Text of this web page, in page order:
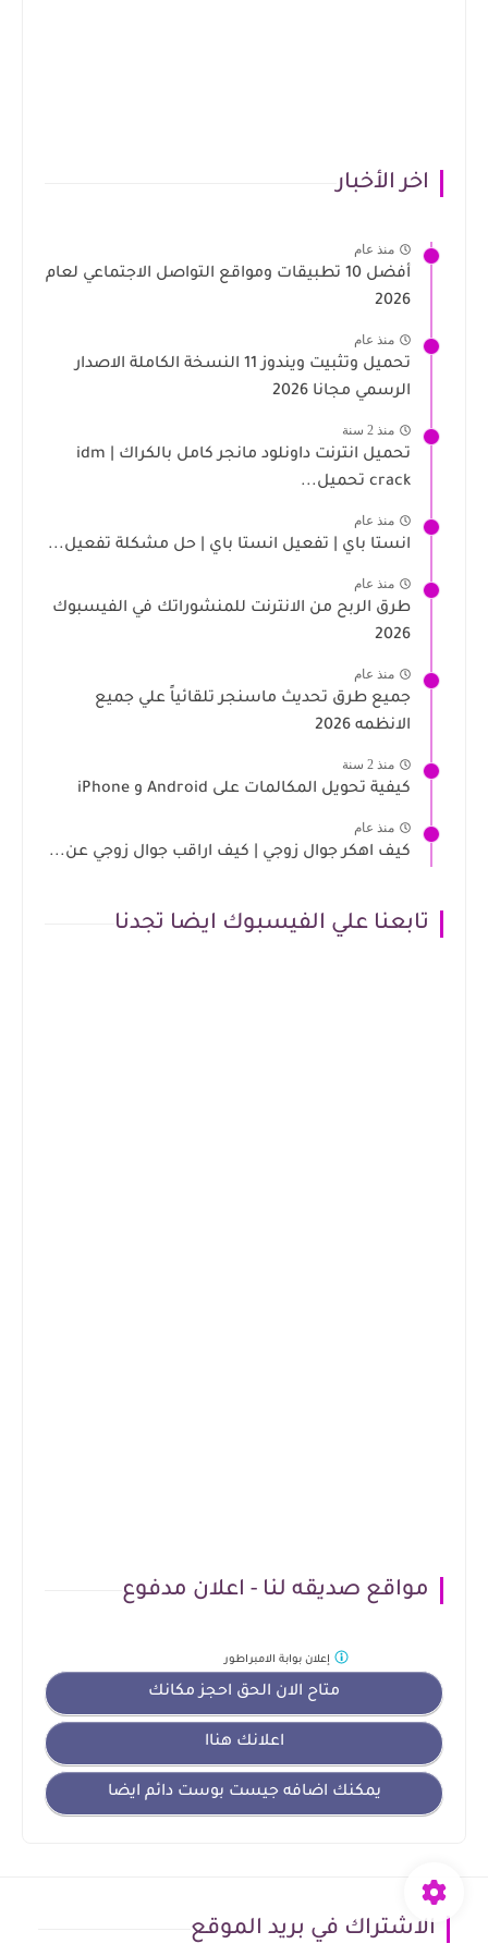
اخر الأخبار
منذ عام
أفضل 10 تطبيقات ومواقع التواصل الاجتماعي لعام
2026
منذ عام
تحميل وتثبيت ويندوز 11 النسخة الكاملة الاصدار
الرسمي مجانا 2026
منذ 2 سنة
تحميل انترنت داونلود مانجر كامل بالكراك | idm
crack تحميل...
منذ عام
انستا باي | تفعيل انستا باي | حل مشكلة تفعيل...
منذ عام
طرق الربح من الانترنت للمنشوراتك في الفيسبوك
2026
منذ عام
جميع طرق تحديث ماسنجر تلقائياً علي جميع
الانظمه 2026
منذ 2 سنة
كيفية تحويل المكالمات على Android و iPhone
منذ عام
كيف اهكر جوال زوجي | كيف اراقب جوال زوجي عن...
تابعنا علي الفيسبوك ايضا تجدنا
مواقع صديقه لنا - اعلان مدفوع
متاح الان الحق احجز مكانك
اعلانك هناا
يمكنك اضافه جيست بوست دائم ايضا
إعلانبوابة الامبراطور
الاشتراك في بريد الموقع